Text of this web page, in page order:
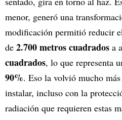
menor, generó una
modificación permitió reducir
de 2.700 metros cuadrados a
cuadrados, lo que representa
90%. Eso la volvió mucho
instalar, incluso con la
radiación que requieren estas